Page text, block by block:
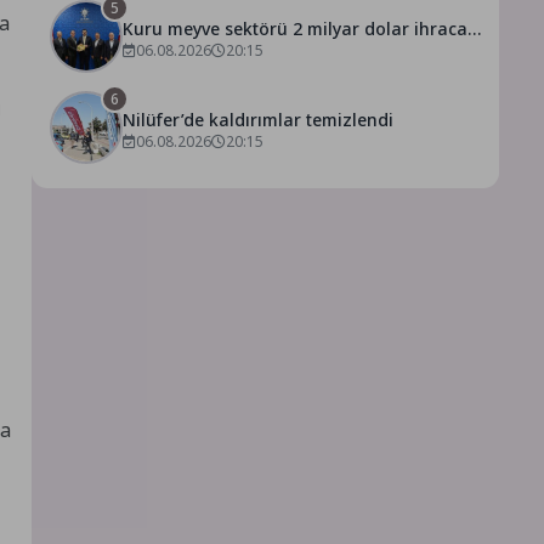
5
Kuru meyve sektörü 2 milyar dolar ihracat
hedefi için Ankara’dan destek istedi
06.08.2026 20:15
6
Nilüfer’de kaldırımlar temizlendi
06.08.2026 20:15